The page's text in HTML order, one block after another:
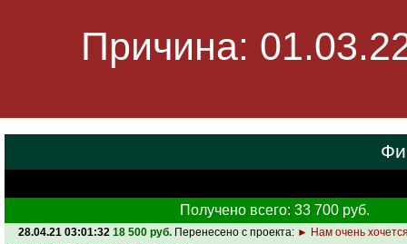
Причина:
Получено всего: 33 700 руб.
28.04.21 03:01:32 18 500 руб. Перенесено с проекта: ► Нам очень